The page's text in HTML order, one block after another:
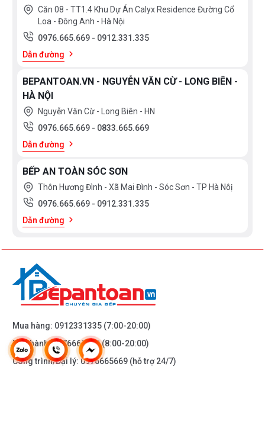
Căn 08 - TT1.4 Khu Dự Án Calyx Residence Đường Cổ
Loa - Đông Anh - Hà Nội
0976.665.669 - 0912.331.335
Dẫn đường
BEPANTOAN.VN - NGUYỄN VĂN CỪ - LONG BIÊN -
HÀ NỘI
Nguyễn Văn Cừ - Long Biên - HN
0976.665.669 - 0833.665.669
Dẫn đường
BẾP AN TOÀN SÓC SƠN
Thôn Hương Đình - Xã Mai Đình - Sóc Sơn - TP Hà Nôị
0976.665.669 - 0912.331.335
Dẫn đường
Mua hàng: 0912331335 (7:00-20:00)
Bảo hành:0976665669(8:00-20:00)
Công trình/Đại lý:0976665669 (hỗ trợ 24/7)